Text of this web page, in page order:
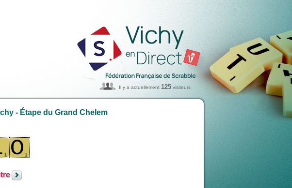
Il y a actuellement 125 visiteurs
- Étape du Grand Chelem